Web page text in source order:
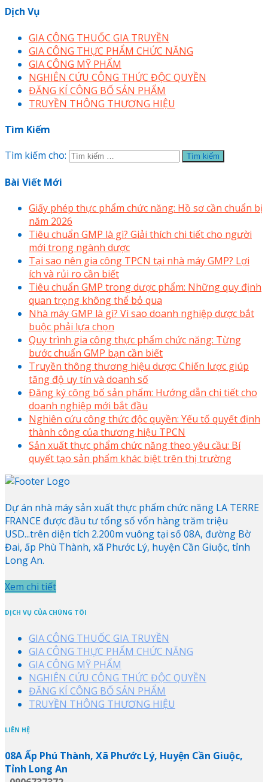
Dịch Vụ
GIA CÔNG THUỐC GIA TRUYỀN
GIA CÔNG THỰC PHẨM CHỨC NĂNG
GIA CÔNG MỸ PHẨM
NGHIÊN CỨU CÔNG THỨC ĐỘC QUYỀN
ĐĂNG KÍ CÔNG BỐ SẢN PHẨM
TRUYỀN THÔNG THƯƠNG HIỆU
Tìm Kiếm
Tìm kiếm cho:
Bài Viết Mới
Giấy phép thực phẩm chức năng: Hồ sơ cần chuẩn bị
năm 2026
Tiêu chuẩn GMP là gì? Giải thích chi tiết cho người
mới trong ngành dược
Tại sao nên gia công TPCN tại nhà máy GMP? Lợi
ích và rủi ro cần biết
Tiêu chuẩn GMP trong dược phẩm: Những quy định
quan trọng không thể bỏ qua
Nhà máy GMP là gì? Vì sao doanh nghiệp dược bắt
buộc phải lựa chọn
Quy trình gia công thực phẩm chức năng: Từng
bước chuẩn GMP bạn cần biết
Truyền thông thương hiệu dược: Chiến lược giúp
tăng độ uy tín và doanh số
Đăng ký công bố sản phẩm: Hướng dẫn chi tiết cho
doanh nghiệp mới bắt đầu
Nghiên cứu công thức độc quyền: Yếu tố quyết định
thành công của thương hiệu TPCN
Sản xuất thực phẩm chức năng theo yêu cầu: Bí
quyết tạo sản phẩm khác biệt trên thị trường
Dự án nhà máy sản xuất thực phẩm chức năng LA TERRE
FRANCE được đầu tư tổng số vốn hàng trăm triệu
USD...trên diện tích 2.200m vuông tại số 08A, đường Bờ
Đai, ấp Phù Thành, xã Phước Lý, huyện Cần Giuộc, tỉnh
Long An.
Xem chi tiết
DỊCH VỤ CỦA CHÚNG TÔI
GIA CÔNG THUỐC GIA TRUYỀN
GIA CÔNG THỰC PHẨM CHỨC NĂNG
GIA CÔNG MỸ PHẨM
NGHIÊN CỨU CÔNG THỨC ĐỘC QUYỀN
ĐĂNG KÍ CÔNG BỐ SẢN PHẨM
TRUYỀN THÔNG THƯƠNG HIỆU
LIÊN HỆ
08A Ấp Phú Thành, Xã Phước Lý, Huyện Cần Giuộc,
Tỉnh Long An